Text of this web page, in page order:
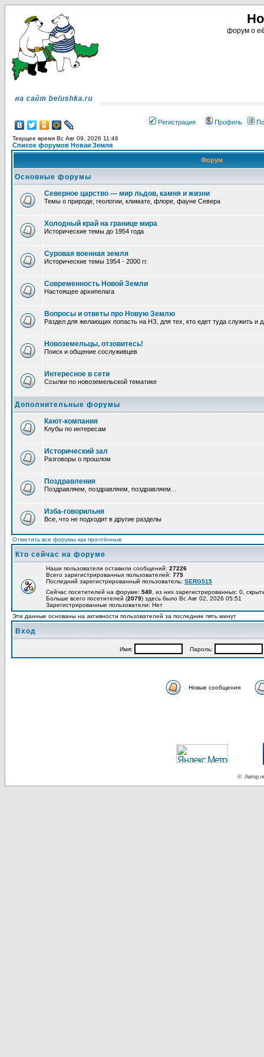
форум о
Регистрация Профиль
Текущее время Вс Авг 09, 2026 11:46
Список форумов Новая Земля
Форум
Основные форумы
Северное царство — мир льдов, камня и жизни
Темы о природе, геологии, климате, флоре, фауне Севера
Холодный край на границе мира
Исторические темы до 1954 года
Суровая военная земля
Исторические темы 1954 - 2000 гг.
Современность Новой Земли
Настоящее архипелага
Вопросы и ответы про Новую Землю
Раздел для желающих попасть на НЗ, для тех, кто едет туда служить и
Новоземельцы, отзовитесь!
Поиск и общение сослуживцев
Интересное в сети
Ссылки по новоземельской тематике
Дополнительные форумы
Кают-компания
Клубы по интересам
Исторический зал
Разговоры о прошлом
Поздравления
Поздравляем, поздравляем, поздравляем...
Изба-говорильня
Все, что не подходит в другие разделы
Отметить все форумы как прочтённые
Кто сейчас на форуме
Наши пользователи оставили сообщений: 27226
Всего зарегистрированных пользователей: 775
Последний зарегистрированный пользователь: SERG515
Сейчас посетителей на форуме: 540 , из них зарегистрированных: 0,
Больше всего посетителей (2079) здесь было Вс Авг 02, 2026 05:51
Зарегистрированные пользователи: Нет
Эти данные основаны на активности пользователей за последние пять минут
Вход
Имя: Пароль:
Новые сообщения
© Автор